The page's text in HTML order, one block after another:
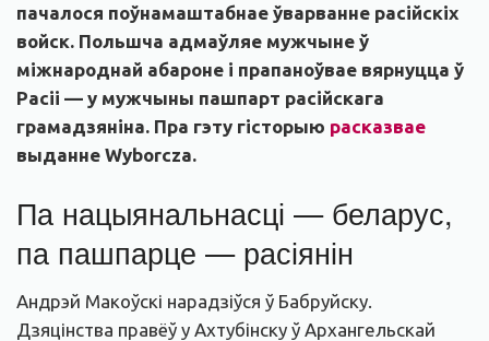
пачалося поўнамаштабнае ўварванне расійскіх
войск. Польшча адмаўляе мужчыне ў
міжнароднай абароне і прапаноўвае вярнуцца ў
Расіі — у мужчыны пашпарт расійскага
грамадзяніна. Пра гэту гісторыю расказвае
выданне Wyborcza.
Па нацыянальнасці — беларус,
па пашпарце — расіянін
Андрэй Макоўскі нарадзіўся ў Бабруйску.
Дзяцінства правёў у Ахтубінску ў Архангельскай